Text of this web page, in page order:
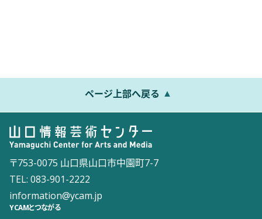
ページ上部へ戻る
〒753-0075 山口県山口市中園町7-7
TEL: 083-901-2222
information@ycam.jp
YCAMとつながる